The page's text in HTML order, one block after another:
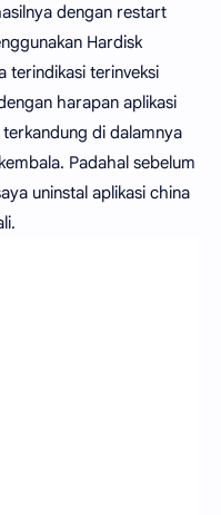
dengan restart
Hardisk
terindikasi terinveksi
harapan aplikasi
di dalamnya
Padahal sebelum
uninstal aplikasi china